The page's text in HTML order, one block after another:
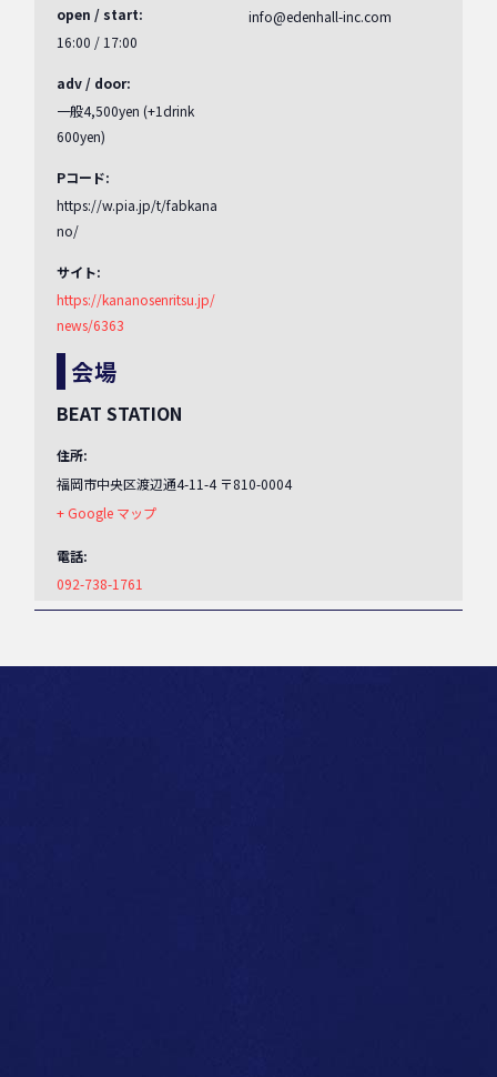
open / start:
16:00 / 17:00
adv / door:
一般4,500yen (+1drink
600yen)
Pコード:
https://w.pia.jp/t/fabkana
no/
サイト:
https://kananosenritsu.jp/
news/6363
会場
BEAT STATION
住所:
福岡市中央区渡辺通4-11-4 〒810-0004
+ Google マップ
電話:
092-738-1761
info@edenhall-inc.com